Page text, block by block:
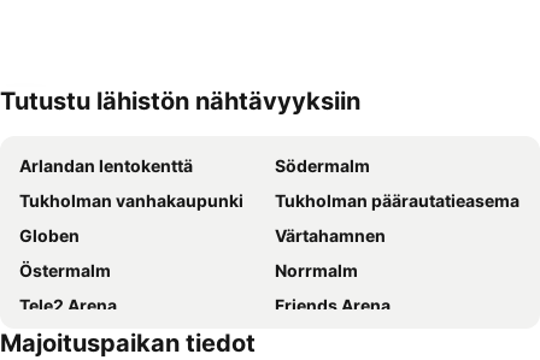
Tutustu lähistön nähtävyyksiin
Arlandan lentokenttä
Södermalm
Tukholman vanhakaupunki
Tukholman päärautatieasema
Globen
Värtahamnen
Östermalm
Norrmalm
Tele2 Arena
Friends Arena
Cityterminalen
Majoituspaikan tiedot